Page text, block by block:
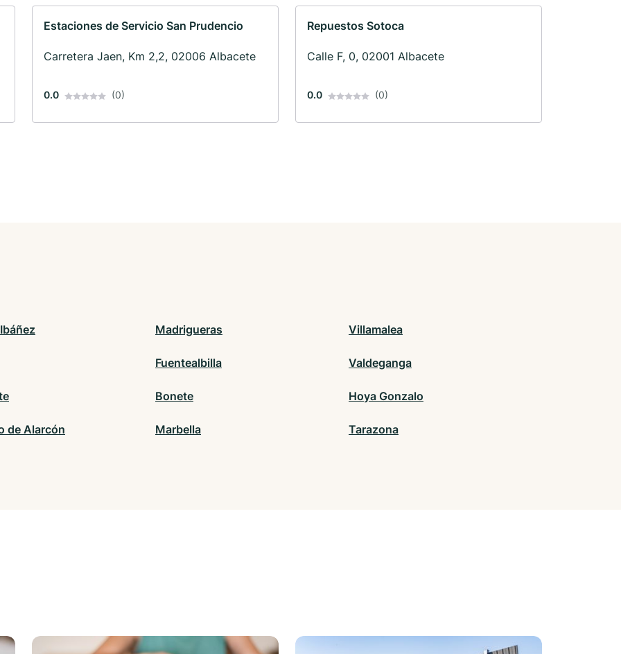
Estaciones de Servicio San Prudencio
Carretera Jaen, Km 2,2, 02006 Albacete
0.0 (0)
Repuestos Sotoca
Calle F, 0, 02001 Albacete
0.0 (0)
Madrigueras Villamalea
Fuentealbilla Valdeganga
Bonete Hoya Gonzalo
de Alarcón Marbella Tarazona